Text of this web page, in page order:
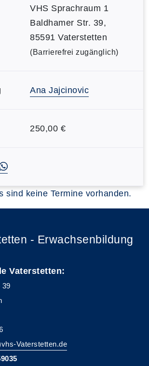
VHS Sprachraum 1
Baldhamer Str. 39,
85591 Vaterstetten
(Barrierefrei zugänglich)
Ana Jajcinovic
250,00 €
sind keine Termine vorhanden.
- Erwachsenbildung
Vaterstetten:
39
Vaterstetten.de